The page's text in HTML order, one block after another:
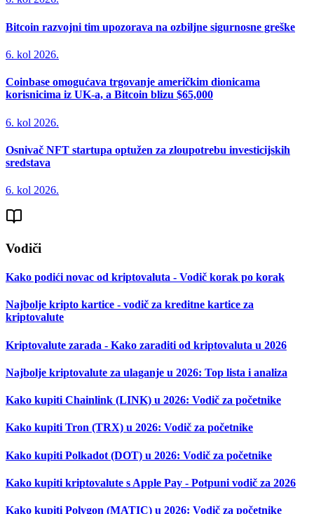
Bitcoin razvojni tim upozorava na ozbiljne sigurnosne greške
6. kol 2026.
Coinbase omogućava trgovanje američkim dionicama
korisnicima iz UK-a, a Bitcoin blizu $65,000
6. kol 2026.
Osnivač NFT startupa optužen za zloupotrebu investicijskih
sredstava
6. kol 2026.
Vodiči
Kako podići novac od kriptovaluta - Vodič korak po korak
Najbolje kripto kartice - vodič za kreditne kartice za
kriptovalute
Kriptovalute zarada - Kako zaraditi od kriptovaluta u 2026
Najbolje kriptovalute za ulaganje u 2026: Top lista i analiza
Kako kupiti Chainlink (LINK) u 2026: Vodič za početnike
Kako kupiti Tron (TRX) u 2026: Vodič za početnike
Kako kupiti Polkadot (DOT) u 2026: Vodič za početnike
Kako kupiti kriptovalute s Apple Pay - Potpuni vodič za 2026
Kako kupiti Polygon (MATIC) u 2026: Vodič za početnike